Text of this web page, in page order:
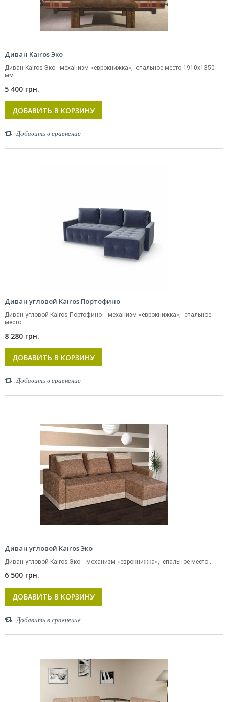
Диван Kairos Эко
Диван Kairos Эко - механизм «еврокнижка», спальное место 1910х1350
мм.
5 400 грн.
ДОБАВИТЬ В КОРЗИНУ
Добавить в сравнение
Диван угловой Kairos Портофино
Диван угловой Kairos Портофино - механизм «еврокнижка», спальное
место...
8 280 грн.
ДОБАВИТЬ В КОРЗИНУ
Добавить в сравнение
Диван угловой Kairos Эко
Диван угловой Kairos Эко - механизм «еврокнижка», спальное место...
6 500 грн.
ДОБАВИТЬ В КОРЗИНУ
Добавить в сравнение